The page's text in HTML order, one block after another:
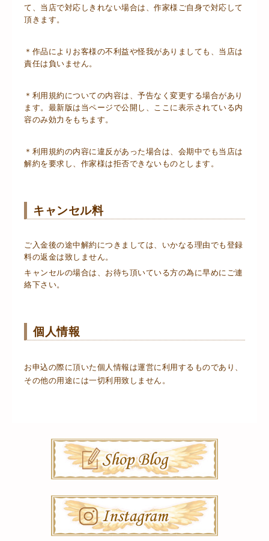
て、当店で対応しきれない場合は、作家様ご自身で対応して
頂きます。
＊作品によりお客様の不利益や怪我がありましても、当店は
責任は負いません。
＊利用規約についての内容は、予告なく変更する場合があり
ます。最新版は当ページで公開し、ここに表示されている内
容のみ効力をもちます。
＊利用規約の内容に違反があった場合は、会期中でも当店は
解約を要求し、作家様は拒否できないものとします。
キャンセル料
ご入金後の途中解約につきましては、いかなる理由でも登録
料の返金は致しません。
キャンセルの場合は、お待ち頂いている方の為に早めにご連
絡下さい。
個人情報
お申込の際に頂いた個人情報は運営に利用するものであり、
その他の用途には一切利用致しません。